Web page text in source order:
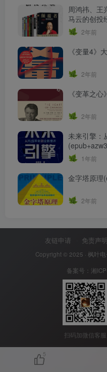
周鸿祎、王
马云的创投
2年前
《变量4》
2年前
《变革之
2年前
未来引擎：
1年前
金字塔原理
2年前
友链申请 免责声明
Copyright © 2025 · 枫叶
备案号： 湘
扫码加微信客服
5